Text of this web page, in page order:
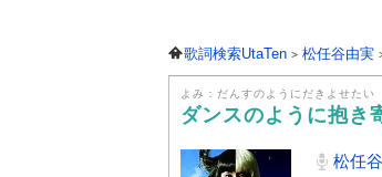
歌詞検索UtaTen 松任谷由実
よみ：だんすのようにだきよせたい
ダンスのように抱き
松任